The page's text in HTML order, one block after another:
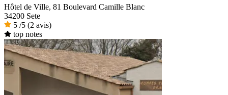
Hôtel de Ville, 81 Boulevard Camille Blanc
34200 Sete
5 /5 (2 avis)
top notes